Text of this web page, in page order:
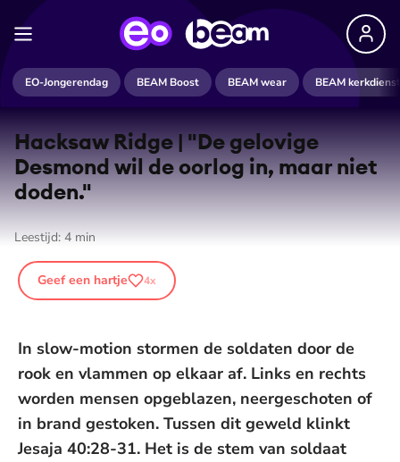
EO-Jongerendag BEAM Boost BEAM wear BEAM kerkdienst
Hacksaw Ridge | "De gelovige
Desmond wil de oorlog in, maar niet
doden."
Leestijd: 4 min
Geef een hartje 4x
In slow-motion stormen de soldaten door de
rook en vlammen op elkaar af. Links en rechts
worden mensen opgeblazen, neergeschoten of
in brand gestoken. Tussen dit geweld klinkt
Jesaja 40:28-31. Het is de stem van soldaat